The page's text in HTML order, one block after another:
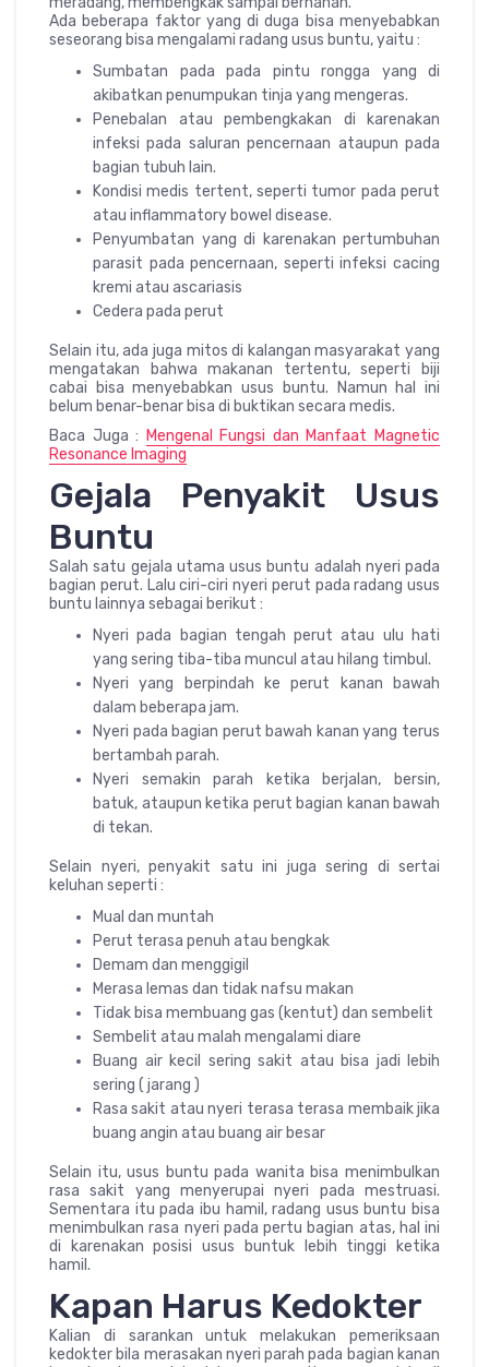
Ada beberapa faktor yang di duga bisa menyebabkan
seseorang bisa mengalami radang usus buntu, yaitu :
Sumbatan pada pada pintu rongga yang di
akibatkan penumpukan tinja yang mengeras.
Penebalan atau pembengkakan di karenakan
infeksi pada saluran pencernaan ataupun pada
bagian tubuh lain.
Kondisi medis tertent, seperti tumor pada perut
atau inflammatory bowel disease.
Penyumbatan yang di karenakan pertumbuhan
parasit pada pencernaan, seperti infeksi cacing
kremi atau ascariasis
Cedera pada perut
Selain itu, ada juga mitos di kalangan masyarakat yang
mengatakan bahwa makanan tertentu, seperti biji
cabai bisa menyebabkan usus buntu. Namun hal ini
belum benar-benar bisa di buktikan secara medis.
Baca Juga : Mengenal Fungsi dan Manfaat Magnetic
Resonance Imaging
Gejala Penyakit Usus
Buntu
Salah satu gejala utama usus buntu adalah nyeri pada
bagian perut. Lalu ciri-ciri nyeri perut pada radang usus
buntu lainnya sebagai berikut :
Nyeri pada bagian tengah perut atau ulu hati
yang sering tiba-tiba muncul atau hilang timbul.
Nyeri yang berpindah ke perut kanan bawah
dalam beberapa jam.
Nyeri pada bagian perut bawah kanan yang terus
bertambah parah.
Nyeri semakin parah ketika berjalan, bersin,
batuk, ataupun ketika perut bagian kanan bawah
di tekan.
Selain nyeri, penyakit satu ini juga sering di sertai
keluhan seperti :
Mual dan muntah
Perut terasa penuh atau bengkak
Demam dan menggigil
Merasa lemas dan tidak nafsu makan
Tidak bisa membuang gas (kentut) dan sembelit
Sembelit atau malah mengalami diare
Buang air kecil sering sakit atau bisa jadi lebih
sering ( jarang )
Rasa sakit atau nyeri terasa terasa membaik jika
buang angin atau buang air besar
Selain itu, usus buntu pada wanita bisa menimbulkan
rasa sakit yang menyerupai nyeri pada mestruasi.
Sementara itu pada ibu hamil, radang usus buntu bisa
menimbulkan rasa nyeri pada pertu bagian atas, hal ini
di karenakan posisi usus buntuk lebih tinggi ketika
hamil.
Kapan Harus Kedokter
Kalian di sarankan untuk melakukan pemeriksaan
kedokter bila merasakan nyeri parah pada bagian kanan